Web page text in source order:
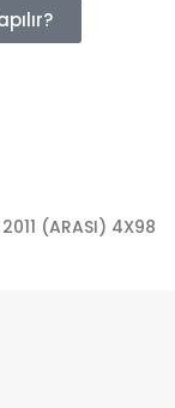
(ARASI) 4X98